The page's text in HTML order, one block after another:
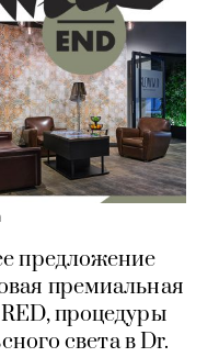
предложение
премиальная
процедуры
света в Dr.